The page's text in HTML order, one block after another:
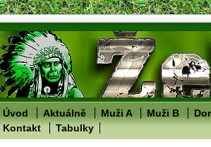
Úvod Aktuálně Muži A Muži B
Kontakt
Tabulky